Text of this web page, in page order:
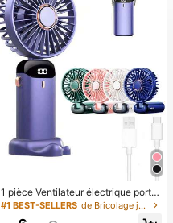
1 pièce Ventilateur électrique porta
ble mini, ventilateur portable rechar
geable USB, ventilateur de cou, ve
#1 BEST-SELLERS de Bricolage joyeux dans la cuisine Ustensiles et